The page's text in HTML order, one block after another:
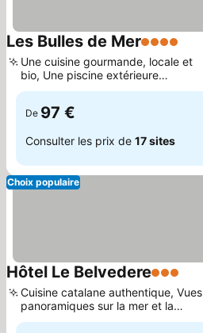
Les Bulles de Mer4 Étoiles
Une cuisine gourmande, locale et
bio, Une piscine extérieure
chauffée
De 97 €
Consulter les prix de 17 sites
Choix populaire
Hôtel Le Belvedere3 Étoiles
Cuisine catalane authentique, Vues
panoramiques sur la mer et la
montagne